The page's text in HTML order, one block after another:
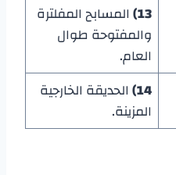
13) المسابح المفلترة
والمفتوحة طوال
العام.
14) الحديقة الخارجية
المزينة.